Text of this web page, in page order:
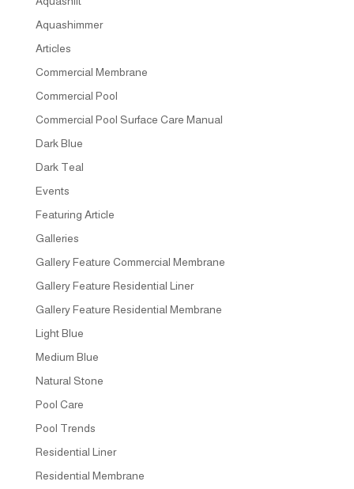
Aquashimmer
Articles
Commercial Membrane
Commercial Pool
Commercial Pool Surface Care Manual
Dark Blue
Dark Teal
Events
Featuring Article
Galleries
Gallery Feature Commercial Membrane
Gallery Feature Residential Liner
Gallery Feature Residential Membrane
Light Blue
Medium Blue
Natural Stone
Pool Care
Pool Trends
Residential Liner
Residential Membrane